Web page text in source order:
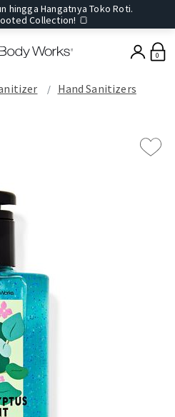
hingga Hangatnya Toko Roti.
Collection! 🍞
0
Hand Sanitizers